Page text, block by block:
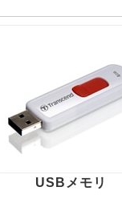
USBメモリ